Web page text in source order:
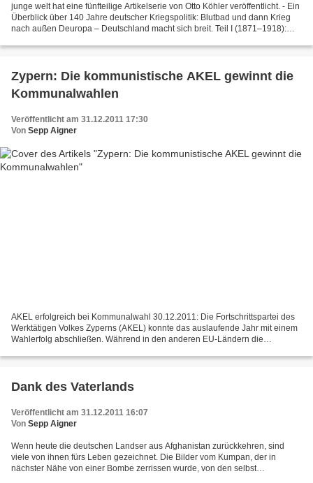
junge welt hat eine fünfteilige Artikelserie von Otto Köhler veröffentlicht. - Ein
Überblick über 140 Jahre deutscher Kriegspolitik: Blutbad und dann Krieg
nach außen Deuropa – Deutschland macht sich breit. Teil I (1871–1918):
Zypern: Die kommunistische AKEL gewinnt die
Kommunalwahlen
Veröffentlicht am 31.12.2011 17:30
Von Sepp Aigner
AKEL erfolgreich bei Kommunalwahl 30.12.2011: Die Fortschrittspartei des
Werktätigen Volkes Zyperns (AKEL) konnte das auslaufende Jahr mit einem
Wahlerfolg abschließen. Während in den anderen EU-Ländern die
Dank des Vaterlands
Veröffentlicht am 31.12.2011 16:07
Von Sepp Aigner
Wenn heute die deutschen Landser aus Afghanistan zurückkehren, sind
viele von ihnen fürs Leben gezeichnet. Die Bilder vom Kumpan, der in
nächster Nähe von einer Bombe zerrissen wurde, von den selbst